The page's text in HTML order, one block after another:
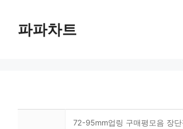
content파파차트
72-95mm업링 구매평모음 장